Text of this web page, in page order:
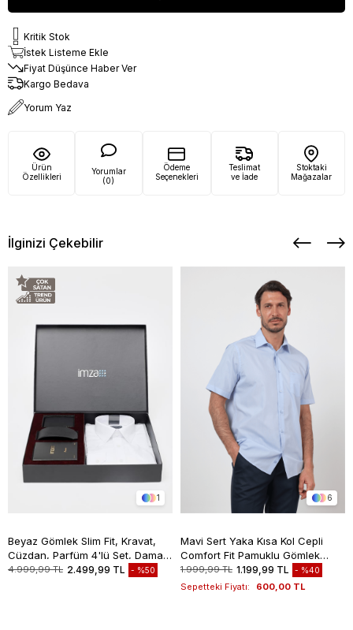
Kritik Stok
İstek Listeme Ekle
Fiyat Düşünce Haber Ver
Kargo Bedava
Yorum Yaz
Ürün
Özellikleri
Yorumlar
(0)
Ödeme
Seçenekleri
Teslimat
ve İade
Stoktaki
Mağazalar
İlginizi Çekebilir
1
Beyaz Gömlek Slim Fit, Kravat,
Cüzdan, Parfüm 4'lü Set, Damat
Bohçası, Hediye Seti, Düğün Set
4.999,99 TL 2.499,99 TL %50
6
Mavi Sert Yaka Kısa Kol Cepli
Comfort Fit Pamuklu Gömlek
1004260258
1.999,99 TL 1.199,99 TL %40
Sepetteki Fiyatı: 600,00 TL